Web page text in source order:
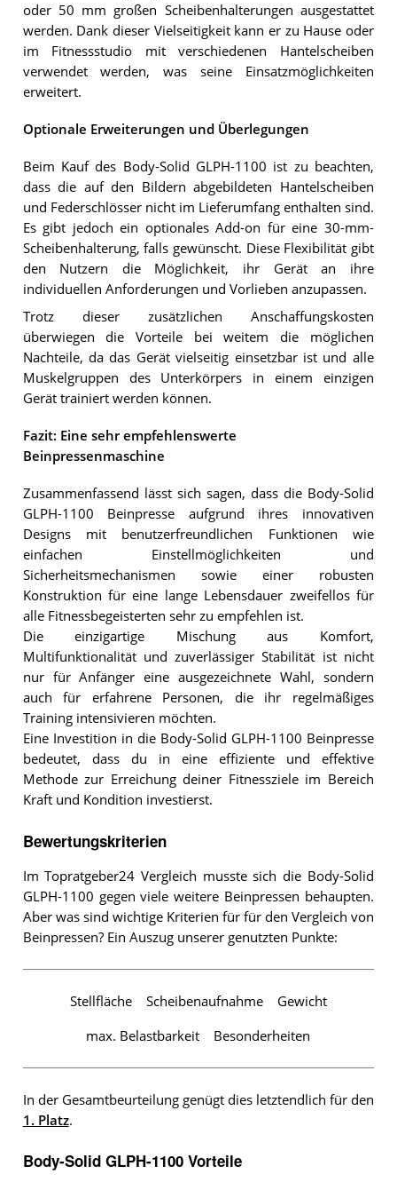
oder 50 mm großen Scheibenhalterungen ausgestattet
werden. Dank dieser Vielseitigkeit kann er zu Hause oder
im Fitnessstudio mit verschiedenen Hantelscheiben
verwendet werden, was seine Einsatzmöglichkeiten
erweitert.
Optionale Erweiterungen und Überlegungen
Beim Kauf des Body-Solid GLPH-1100 ist zu beachten,
dass die auf den Bildern abgebildeten Hantelscheiben
und Federschlösser nicht im Lieferumfang enthalten sind.
Es gibt jedoch ein optionales Add-on für eine 30-mm-
Scheibenhalterung, falls gewünscht. Diese Flexibilität gibt
den Nutzern die Möglichkeit, ihr Gerät an ihre
individuellen Anforderungen und Vorlieben anzupassen.
Trotz dieser zusätzlichen Anschaffungskosten
überwiegen die Vorteile bei weitem die möglichen
Nachteile, da das Gerät vielseitig einsetzbar ist und alle
Muskelgruppen des Unterkörpers in einem einzigen
Gerät trainiert werden können.
Fazit: Eine sehr empfehlenswerte
Beinpressenmaschine
Zusammenfassend lässt sich sagen, dass die Body-Solid
GLPH-1100 Beinpresse aufgrund ihres innovativen
Designs mit benutzerfreundlichen Funktionen wie
einfachen Einstellmöglichkeiten und
Sicherheitsmechanismen sowie einer robusten
Konstruktion für eine lange Lebensdauer zweifellos für
alle Fitnessbegeisterten sehr zu empfehlen ist.
Die einzigartige Mischung aus Komfort,
Multifunktionalität und zuverlässiger Stabilität ist nicht
nur für Anfänger eine ausgezeichnete Wahl, sondern
auch für erfahrene Personen, die ihr regelmäßiges
Training intensivieren möchten.
Eine Investition in die Body-Solid GLPH-1100 Beinpresse
bedeutet, dass du in eine effiziente und effektive
Methode zur Erreichung deiner Fitnessziele im Bereich
Kraft und Kondition investierst.
Bewertungskriterien
Im Topratgeber24 Vergleich musste sich die Body-Solid
GLPH-1100 gegen viele weitere Beinpressen behaupten.
Aber was sind wichtige Kriterien für für den Vergleich von
Beinpressen? Ein Auszug unserer genutzten Punkte:
Stellfläche Scheibenaufnahme Gewicht
max. Belastbarkeit Besonderheiten
In der Gesamtbeurteilung genügt dies letztendlich für den
1. Platz.
Body-Solid GLPH-1100 Vorteile